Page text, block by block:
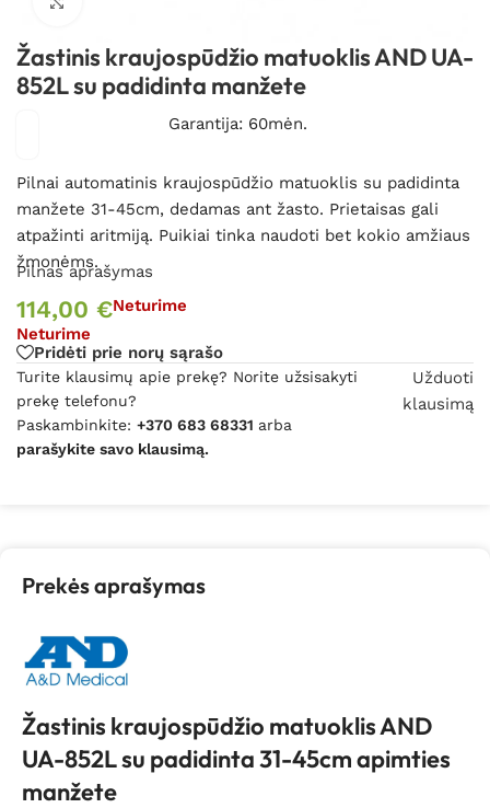
Žastinis kraujospūdžio matuoklis AND UA-
852L su padidinta manžete
Garantija: 60mėn.
Pilnai automatinis kraujospūdžio matuoklis su padidinta
manžete 31-45cm, dedamas ant žasto. Prietaisas gali
atpažinti aritmiją. Puikiai tinka naudoti bet kokio amžiaus
žmonėms.
Pilnas aprašymas
114,00 €Neturime
Neturime
Pridėti prie norų sąrašo
Turite klausimų apie prekę? Norite užsisakyti
prekę telefonu?
Paskambinkite: +370 683 68331 arba
parašykite savo klausimą.
Užduoti
klausimą
Prekės aprašymas
Žastinis kraujospūdžio matuoklis AND
UA-852L su padidinta 31-45cm apimties
manžete